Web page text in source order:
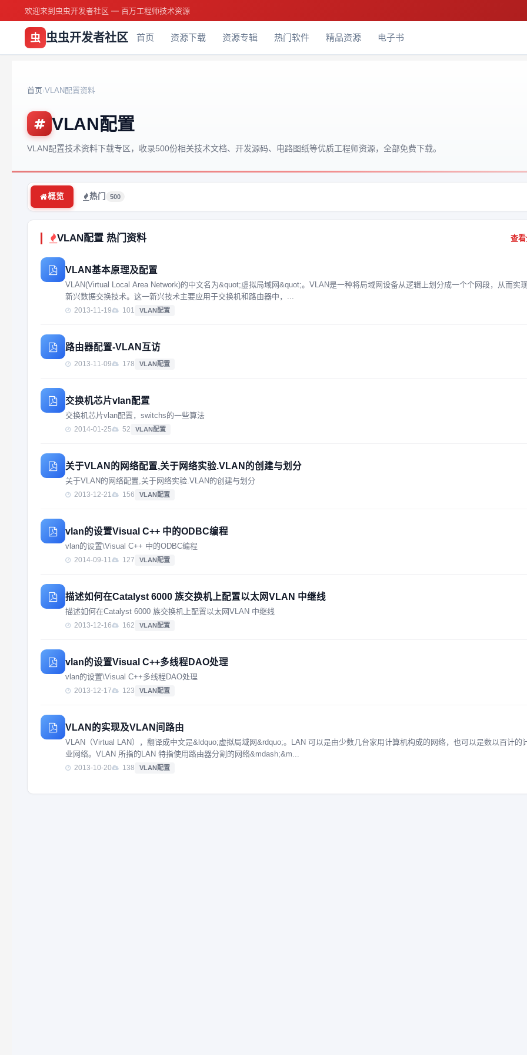
欢迎来到虫虫开发者社区 — 百万工程师技术资源
虫 虫虫开发者社区 首页 资源下载 资源专辑 热门软件 精品资源 电子书
首页›VLAN配置资料
VLAN配置
VLAN配置技术资料下载专区，收录500份相关技术文档、开发源码、电路图纸等优质工程师资源，全部免费下载。
概览 热门 500
VLAN配置 热门资料 查
VLAN基本原理及配置
VLAN(Virtual Local Area Network)的中文名为&quot;虚拟局域网&quot;。VLAN是一种将局域网设备从逻辑上划分成一个个网段，从而实
新兴数据交换技术。这一新兴技术主要应用于交换机和路由器中，...
2013-11-19 101 VLAN配置
路由器配置-VLAN互访
2013-11-09 178 VLAN配置
交换机芯片vlan配置
交换机芯片vlan配置，switchs的一些算法
2014-01-25 52 VLAN配置
关于VLAN的网络配置,关于网络实验.VLAN的创建与划分
关于VLAN的网络配置,关于网络实验.VLAN的创建与划分
2013-12-21 156 VLAN配置
vlan的设置Visual C++ 中的ODBC编程
vlan的设置\Visual C++ 中的ODBC编程
2014-09-11 127 VLAN配置
描述如何在Catalyst 6000 族交换机上配置以太网VLAN 中继线
描述如何在Catalyst 6000 族交换机上配置以太网VLAN 中继线
2013-12-16 162 VLAN配置
vlan的设置Visual C++多线程DAO处理
vlan的设置\Visual C++多线程DAO处理
2013-12-17 123 VLAN配置
VLAN的实现及VLAN间路由
VLAN（Virtual LAN），翻译成中文是&ldquo;虚拟局域网&rdquo;。LAN 可以是由少数几台家用计算机构成的网络，也可以是数以百计的
业网络。VLAN 所指的LAN 特指使用路由器分割的网络&mdash;&m...
2013-10-20 138 VLAN配置